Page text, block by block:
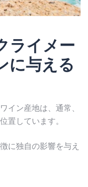
ライメー
に与える
イン産地は、通常、
置しています。
に独自の影響を与え